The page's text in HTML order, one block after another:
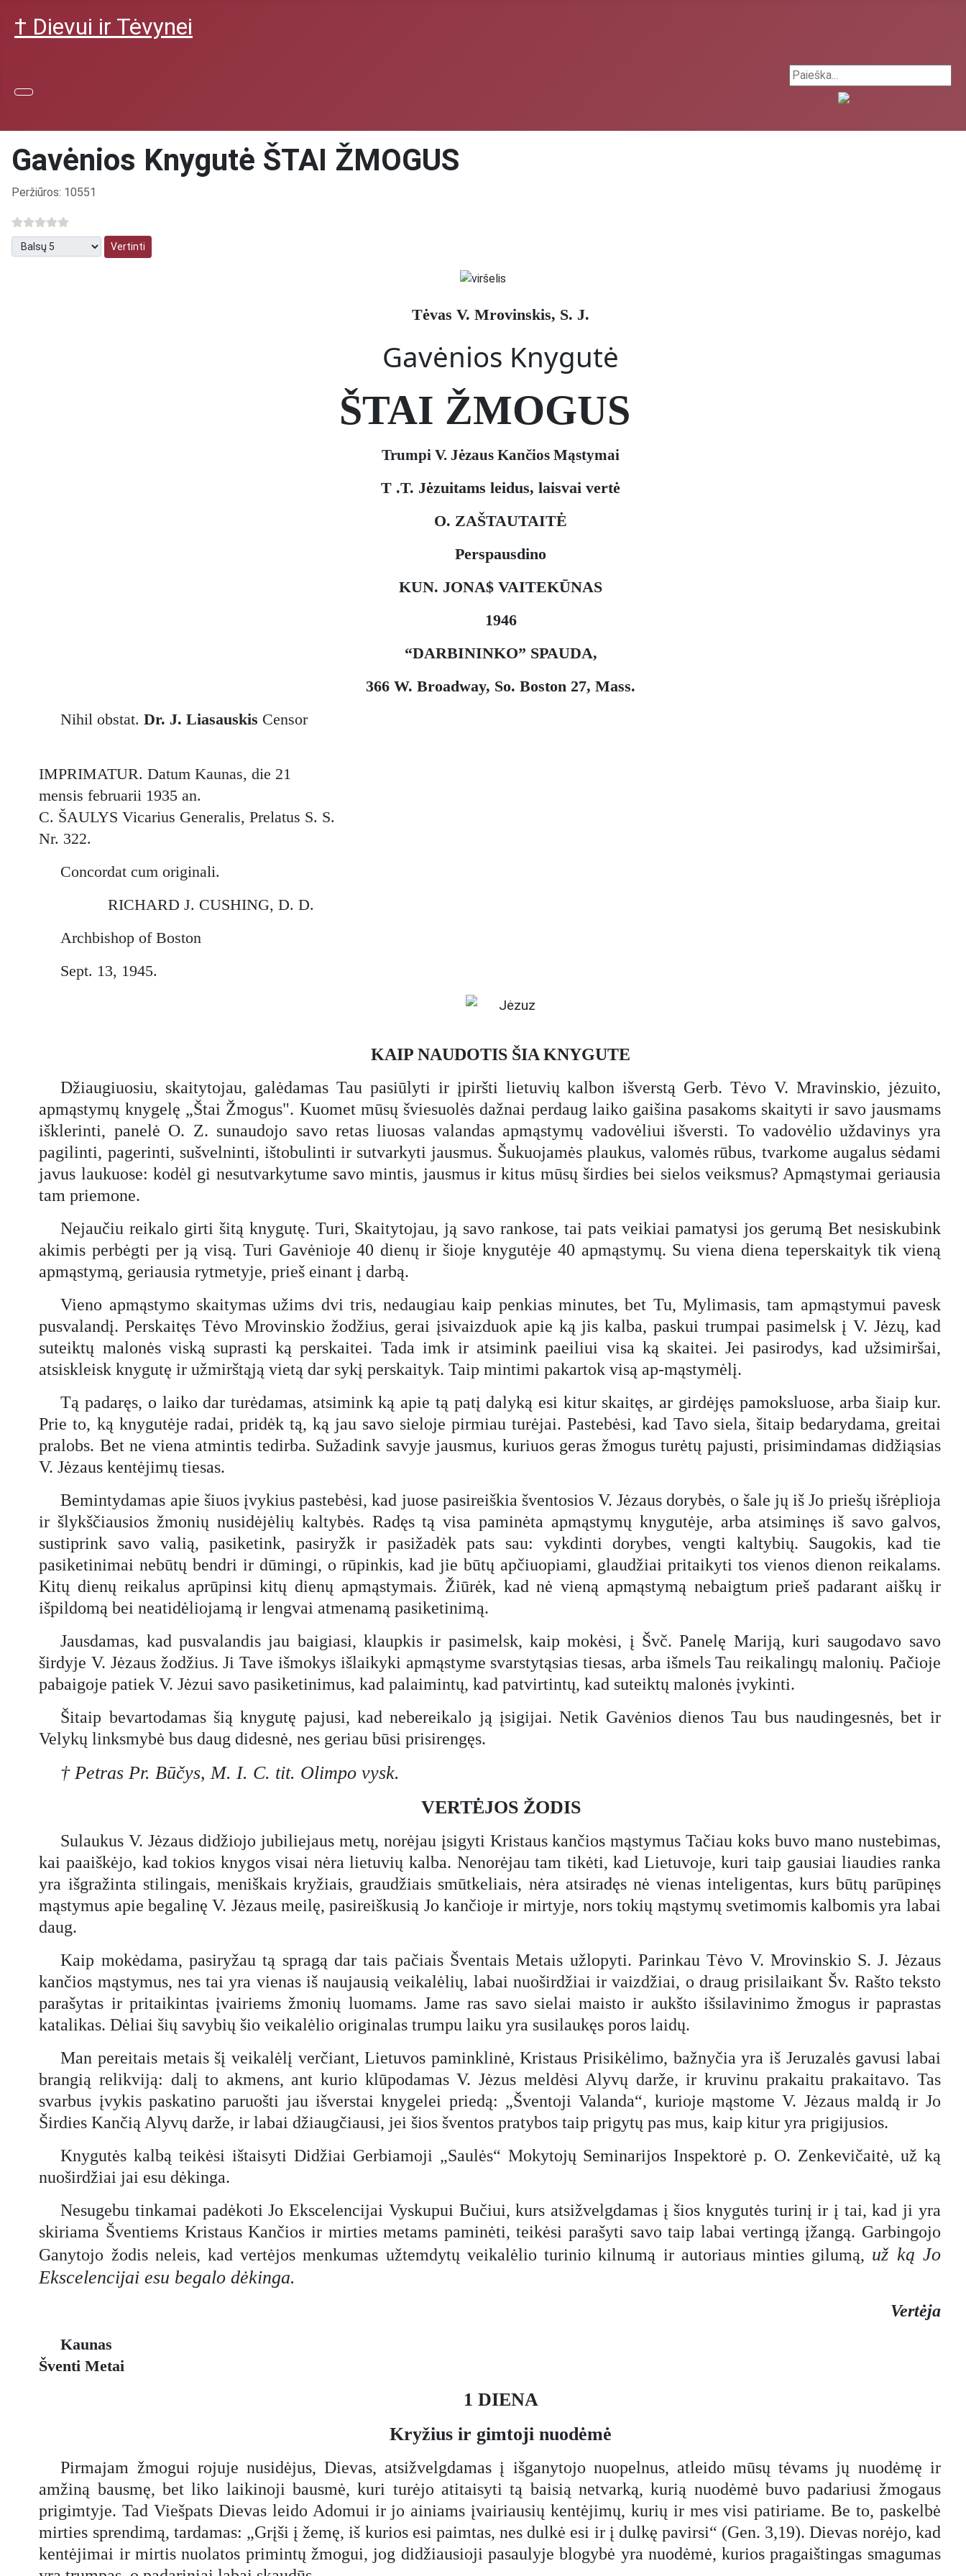
† Dievui ir Tėvynei
Search ...
Gavėnios Knygutė ŠTAI ŽMOGUS
Išsami informacija
Peržiūros: 10551
Prašome įvertinti
Tėvas V. Mrovinskis, S. J.
Gavėnios Knygutė
ŠTAI ŽMOGUS
Trumpi V. Jėzaus Kančios Mąstymai
T .T. Jėzuitams leidus, laisvai vertė
O. ZAŠTAUTAITĖ
Perspausdino
KUN. JONA$ VAITEKŪNAS
1946
“DARBININKO” SPAUDA,
366 W. Broadway, So. Boston 27, Mass.
Nihil obstat.Dr. J. Liasauskis Censor
IMPRIMATUR. Datum Kaunas, die 21
mensis februarii 1935 an.
C. ŠAULYS Vicarius Generalis, Prelatus S. S.
Nr. 322.
Concordat cum originali.
RICHARD J. CUSHING, D. D.
Archbishop of Boston
Sept. 13, 1945.
KAIP NAUDOTIS ŠIA KNYGUTE
Džiaugiuosiu, skaitytojau, galėdamas Tau pasiūlyti ir įpiršti lietuvių kalbon išverstą Gerb. Tėvo V. Mravinskio, jėzuito,
apmąstymų knygelę „Štai Žmogus". Kuomet mūsų šviesuolės dažnai perdaug laiko gaišina pasakoms skaityti ir savo jausmams
išklerinti, panelė O. Z. sunaudojo savo retas liuosas valandas apmąstymų vadovėliui išversti. To vadovėlio uždavinys yra
pagilinti, pagerinti, sušvelninti, ištobulinti ir sutvarkyti jausmus. Šukuojamės plaukus, valomės rūbus, tvarkome augalus sėdami
javus laukuose: kodėl gi nesutvarkytume savo mintis, jausmus ir kitus mūsų širdies bei sielos veiksmus? Apmąstymai geriausia
tam priemone.
Nejaučiu reikalo girti šitą knygutę. Turi, Skaitytojau, ją savo rankose, tai pats veikiai pamatysi jos gerumą Bet nesiskubink
akimis perbėgti per ją visą. Turi Gavėnioje 40 dienų ir šioje knygutėje 40 apmąstymų. Su viena diena teperskaityk tik vieną
apmąstymą, geriausia rytmetyje, prieš einant į darbą.
Vieno apmąstymo skaitymas užims dvi tris, nedaugiau kaip penkias minutes, bet Tu, Mylimasis, tam apmąstymui pavesk
pusvalandį. Perskaitęs Tėvo Mrovinskio žodžius, gerai įsivaizduok apie ką jis kalba, paskui trumpai pasimelsk į V. Jėzų, kad
suteiktų malonės viską suprasti ką perskaitei. Tada imk ir atsimink paeiliui visa ką skaitei. Jei pasirodys, kad užsimiršai,
atsiskleisk knygutę ir užmirštąją vietą dar sykį perskaityk. Taip mintimi pakartok visą ap-mąstymėlį.
Tą padaręs, o laiko dar turėdamas, atsimink ką apie tą patį dalyką esi kitur skaitęs, ar girdėjęs pamoksluose, arba šiaip kur.
Prie to, ką knygutėje radai, pridėk tą, ką jau savo sieloje pirmiau turėjai. Pastebėsi, kad Tavo siela, šitaip bedarydama, greitai
pralobs. Bet ne viena atmintis tedirba. Sužadink savyje jausmus, kuriuos geras žmogus turėtų pajusti, prisimindamas didžiąsias
V. Jėzaus kentėjimų tiesas.
Bemintydamas apie šiuos įvykius pastebėsi, kad juose pasireiškia šventosios V. Jėzaus dorybės, o šale jų iš Jo priešų išrėplioja
ir šlykščiausios žmonių nusidėjėlių kaltybės. Radęs tą visa paminėta apmąstymų knygutėje, arba atsiminęs iš savo galvos,
sustiprink savo valią, pasiketink, pasiryžk ir pasižadėk pats sau: vykdinti dorybes, vengti kaltybių. Saugokis, kad tie
pasiketinimai nebūtų bendri ir dūmingi, o rūpinkis, kad jie būtų apčiuopiami, glaudžiai pritaikyti tos vienos dienon reikalams.
Kitų dienų reikalus aprūpinsi kitų dienų apmąstymais. Žiūrėk, kad nė vieną apmąstymą nebaigtum prieš padarant aiškų ir
išpildomą bei neatidėliojamą ir lengvai atmenamą pasiketinimą.
Jausdamas, kad pusvalandis jau baigiasi, klaupkis ir pasimelsk, kaip mokėsi, į Švč. Panelę Mariją, kuri saugodavo savo
širdyje V. Jėzaus žodžius. Ji Tave išmokys išlaikyki apmąstyme svarstytąsias tiesas, arba išmels Tau reikalingų malonių. Pačioje
pabaigoje patiek V. Jėzui savo pasiketinimus, kad palaimintų, kad patvirtintų, kad suteiktų malonės įvykinti.
Šitaip bevartodamas šią knygutę pajusi, kad nebereikalo ją įsigijai. Netik Gavėnios dienos Tau bus naudingesnės, bet ir
Velykų linksmybė bus daug didesnė, nes geriau būsi prisirengęs.
† Petras Pr. Būčys, M. I. C. tit. Olimpo vysk.
VERTĖJOS ŽODIS
Sulaukus V. Jėzaus didžiojo jubiliejaus metų, norėjau įsigyti Kristaus kančios mąstymus Tačiau koks buvo mano nustebimas,
kai paaiškėjo, kad tokios knygos visai nėra lietuvių kalba. Nenorėjau tam tikėti, kad Lietuvoje, kuri taip gausiai liaudies ranka
yra išgražinta stilingais, meniškais kryžiais, graudžiais smūtkeliais, nėra atsiradęs nė vienas inteligentas, kurs būtų parūpinęs
mąstymus apie begalinę V. Jėzaus meilę, pasireiškusią Jo kančioje ir mirtyje, nors tokių mąstymų svetimomis kalbomis yra labai
daug.
Kaip mokėdama, pasiryžau tą spragą dar tais pačiais Šventais Metais užlopyti. Parinkau Tėvo V. Mrovinskio S. J. Jėzaus
kančios mąstymus, nes tai yra vienas iš naujausią veikalėlių, labai nuoširdžiai ir vaizdžiai, o draug prisilaikant Šv. Rašto teksto
parašytas ir pritaikintas įvairiems žmonių luomams. Jame ras savo sielai maisto ir aukšto išsilavinimo žmogus ir paprastas
katalikas. Dėliai šių savybių šio veikalėlio originalas trumpu laiku yra susilaukęs poros laidų.
Man pereitais metais šį veikalėlį verčiant, Lietuvos paminklinė, Kristaus Prisikėlimo, bažnyčia yra iš Jeruzalės gavusi labai
brangią relikviją: dalį to akmens, ant kurio klūpodamas V. Jėzus meldėsi Alyvų darže, ir kruvinu prakaitu prakaitavo. Tas
svarbus įvykis paskatino paruošti jau išverstai knygelei priedą: „Šventoji Valanda“, kurioje mąstome V. Jėzaus maldą ir Jo
Širdies Kančią Alyvų darže, ir labai džiaugčiausi, jei šios šventos pratybos taip prigytų pas mus, kaip kitur yra prigijusios.
Knygutės kalbą teikėsi ištaisyti Didžiai Gerbiamoji „Saulės“ Mokytojų Seminarijos Inspektorė p. O. Zenkevičaitė, už ką
nuoširdžiai jai esu dėkinga.
Nesugebu tinkamai padėkoti Jo Ekscelencijai Vyskupui Bučiui, kurs atsižvelgdamas į šios knygutės turinį ir į tai, kad ji yra
skiriama Šventiems Kristaus Kančios ir mirties metams paminėti, teikėsi parašyti savo taip labai vertingą įžangą. Garbingojo
Ganytojo žodis neleis, kad vertėjos menkumas užtemdytų veikalėlio turinio kilnumą ir autoriaus minties gilumą, už ką Jo
Ekscelencijai esu begalo dėkinga.
Vertėja
Kaunas
Šventi Metai
1 DIENA
Kryžius ir gimtoji nuodėmė
Pirmajam žmogui rojuje nusidėjus, Dievas, atsižvelgdamas į išganytojo nuopelnus, atleido mūsų tėvams jų nuodėmę ir
amžiną bausmę, bet liko laikinoji bausmė, kuri turėjo atitaisyti tą baisią netvarką, kurią nuodėmė buvo padariusi žmogaus
prigimtyje. Tad Viešpats Dievas leido Adomui ir jo ainiams įvairiausių kentėjimų, kurių ir mes visi patiriame. Be to, paskelbė
mirties sprendimą, tardamas: „Grįši į žemę, iš kurios esi paimtas, nes dulkė esi ir į dulkę pavirsi“ (Gen. 3,19). Dievas norėjo, kad
kentėjimai ir mirtis nuolatos primintų žmogui, jog didžiausioji pasaulyje blogybė yra nuodėmė, kurios pragaištingas smagumas